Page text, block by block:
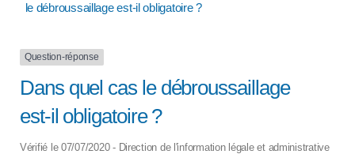
le débroussaillage est-il obligatoire ?
Question-réponse
Dans quel cas le débroussaillage
est-il obligatoire ?
Vérifié le 07/07/2020 - Direction de l'information légale et administrative